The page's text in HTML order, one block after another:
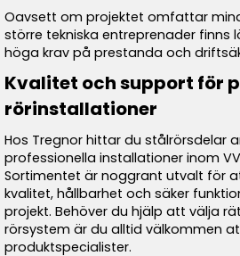
Oavsett om projektet omfattar
större tekniska entreprenader finns
höga krav på prestanda och
Kvalitet och support för
rörinstallationer
Hos Tregnor hittar du stålrörsdelar
professionella installationer inom
Sortimentet är noggrant utvalt för
kvalitet, hållbarhet och säker
projekt. Behöver du hjälp att välja
rörsystem är du alltid välkommen
produktspecialister.